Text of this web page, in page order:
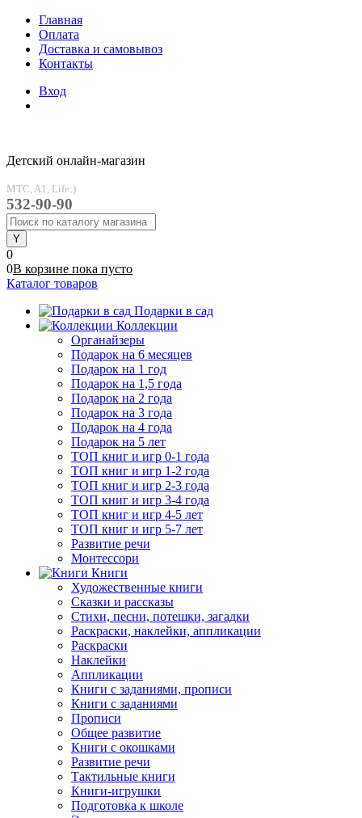
Главная
Оплата
Доставка и самовывоз
Контакты
Вход
Детский онлайн-магазин
MTC, A1, Life:)
532-90-90
0
0В корзине пока пусто
Каталог товаров
Подарки в сад
Коллекции
Органайзеры
Подарок на 6 месяцев
Подарок на 1 год
Подарок на 1,5 года
Подарок на 2 года
Подарок на 3 года
Подарок на 4 года
Подарок на 5 лет
ТОП книг и игр 0-1 года
ТОП книг и игр 1-2 года
ТОП книг и игр 2-3 года
ТОП книг и игр 3-4 года
ТОП книг и игр 4-5 лет
ТОП книг и игр 5-7 лет
Развитие речи
Монтессори
Книги
Художественные книги
Сказки и рассказы
Стихи, песни, потешки, загадки
Раскраски, наклейки, аппликации
Раскраски
Наклейки
Аппликации
Книги с заданиями, прописи
Книги с заданиями
Прописи
Общее развитие
Книги с окошками
Развитие речи
Тактильные книги
Книги-игрушки
Подготовка к школе